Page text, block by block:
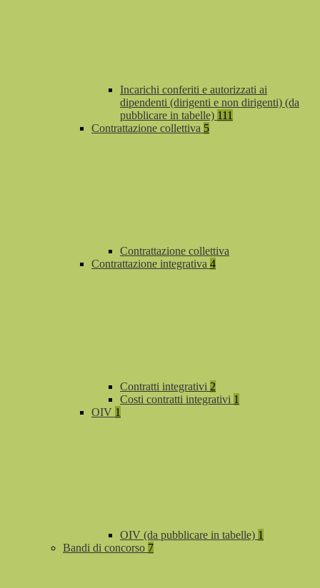
Incarichi conferiti e autorizzati ai
dipendenti (dirigenti e non dirigenti) (da
pubblicare in tabelle) 111
Contrattazione collettiva 5
Contrattazione collettiva
Contrattazione integrativa 4
Contratti integrativi 2
Costi contratti integrativi 1
OIV 1
OIV (da pubblicare in tabelle) 1
Bandi di concorso 7